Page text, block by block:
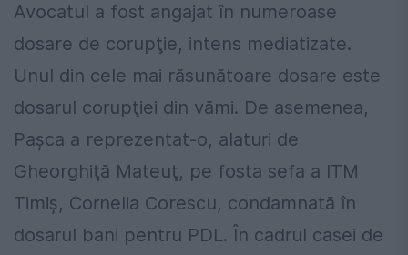
Avocatul a fost angajat în numeroase
dosare de corupţie, intens mediatizate.
Unul din cele mai răsunătoare dosare este
dosarul corupţiei din vămi. De asemenea,
Paşca a reprezentat-o, alaturi de
Gheorghiţă Mateuţ, pe fosta sefa a ITM
Timiş, Cornelia Corescu, condamnată în
dosarul bani pentru PDL. În cadrul casei de